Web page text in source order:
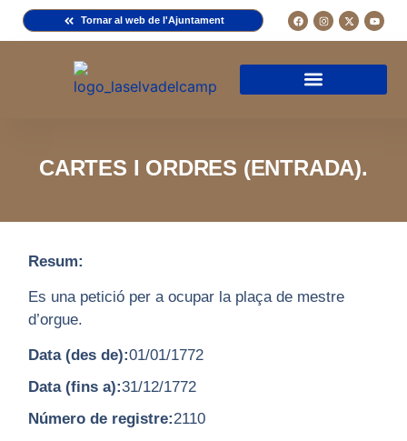
Tornar al web de l'Ajuntament
CARTES I ORDRES (ENTRADA).
Resum:
Es una petició per a ocupar la plaça de mestre
d’orgue.
Data (des de):01/01/1772
Data (fins a):31/12/1772
Número de registre:2110